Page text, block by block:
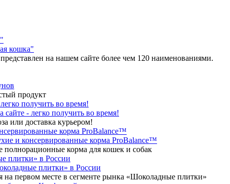
кошка"
на нашем сайте более чем 120 наименованиями.
продукт
сайте - легко получить во время!
или доставка курьером!
и консервированные корма ProBalance™
корма для кошек и собак
плитки» в России
на первом месте в сегменте рынка «Шоколадные плитки»